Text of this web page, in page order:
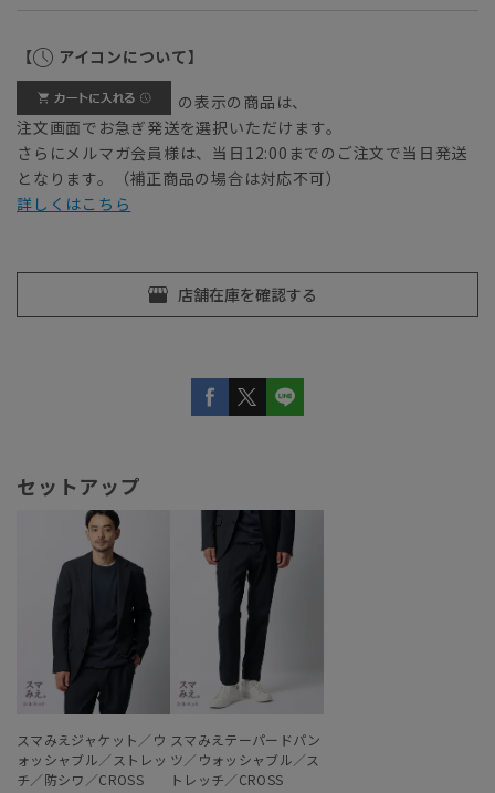
【 アイコンについて】
の表示の商品は、
注文画面でお急ぎ発送を選択いただけます。
さらにメルマガ会員様は、当日12:00までのご注文で当日発送
となります。（補正商品の場合は対応不可）
詳しくはこちら
セットアップ
スマみえジャケット／ウ
ォッシャブル／ストレッ
チ／防シワ／CROSS
スマみえテーパードパン
ツ／ウォッシャブル／ス
トレッチ／CROSS